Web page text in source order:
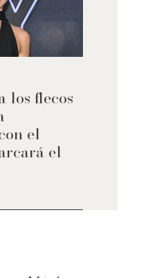
los flecos
el
el